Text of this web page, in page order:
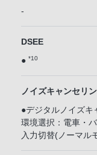
-
DSEE
● *10
ノイズキャンセリ
●デジタルノイズキ
環境選択：電車・
入力切替(ノーマル